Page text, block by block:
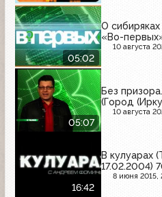
05:02
О
«Во-
10 августа
05:07
Без
(Город
10 августа
16:42
В кулуарах
17.02.2004)
8 июня 2015,